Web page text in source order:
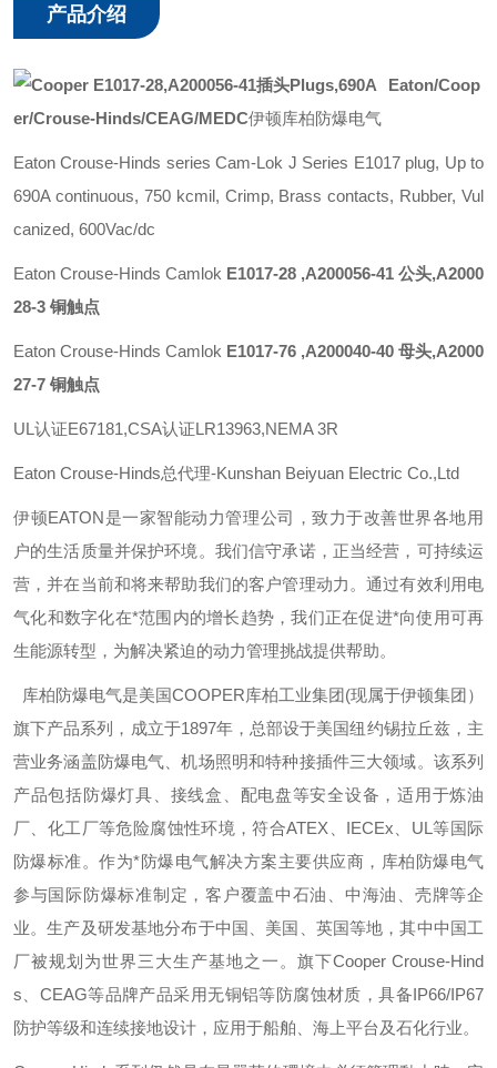
产品介绍
Eaton/Coop
er/Crouse-Hinds/CEAG/MEDC伊顿库柏防爆电气
Eaton Crouse-Hinds series Cam-Lok J Series E1017 plug, Up to
690A continuous, 750 kcmil, Crimp, Brass contacts, Rubber, Vul
canized, 600Vac/dc
Eaton Crouse-Hinds Camlok E1017-28 ,A200056-41 公头,A2000
28-3 铜触点
Eaton Crouse-Hinds Camlok E1017-76 ,A200040-40 母头,A2000
27-7 铜触点
UL认证E67181,CSA认证LR13963,NEMA 3R
Eaton Crouse-Hinds总代理-Kunshan Beiyuan Electric Co.,Ltd
伊顿EATON是一家智能动力管理公司，致力于改善世界各地用
户的生活质量并保护环境。我们信守承诺，正当经营，可持续运
营，并在当前和将来帮助我们的客户管理动力。通过有效利用电
气化和数字化在*范围内的增长趋势，我们正在促进*向使用可再
生能源转型，为解决紧迫的动力管理挑战提供帮助。
库柏防爆电气是美国COOPER库柏工业集团(现属于伊顿集团）
旗下产品系列，成立于1897年，总部设于美国纽约锡拉丘兹，主
营业务涵盖防爆电气、机场照明和特种接插件三大领域。该系列
产品包括防爆灯具、接线盒、配电盘等安全设备，适用于炼油
厂、化工厂等危险腐蚀性环境，符合ATEX IECEx UL 等国际
防爆标准。作为*防爆电气解决方案主要供应商，库柏防爆电气
参与国际防爆标准制定，客户覆盖中石油、中海油、壳牌等企
业。生产及研发基地分布于中国、美国、英国等地，其中中国工
厂被规划为世界三大生产基地之一。旗下Cooper Crouse-Hind
s
CEAG等品牌产品采用无铜铝等防腐蚀材质，具备IP66/IP67
防护等级和连续接地设计，应用于船舶、海上平台及石化行业。